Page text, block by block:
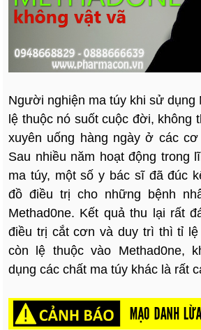
Người nghiện ma túy khi sử dụng
lệ thuộc nó suốt cuộc đời, không
xuyên uống hàng ngày ở các
Sau nhiều năm hoạt động trong
ma túy, một số y bác sĩ đã đúc
đồ điều trị cho những bệnh
Methad0ne. Kết quả thu lại rất
điều trị cắt cơn và duy trì thì tỉ lệ
còn lệ thuộc vào Methad0ne,
dụng các chất ma túy khác là rất